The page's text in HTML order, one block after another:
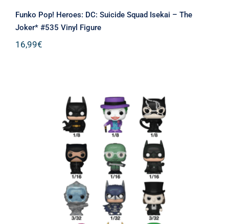
Funko Pop! Heroes: DC: Suicide Squad Isekai – The
Joker* #535 Vinyl Figure
16,99€
Funko Bitty Pop! Singles: Batman 85th
Vinyl Figures